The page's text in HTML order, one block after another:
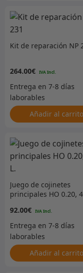
Kit de reparación NP
264.00€
Añadir al carrito
Juego de cojinetes
principales HO 0.20,
92.00€
Añadir al carrito